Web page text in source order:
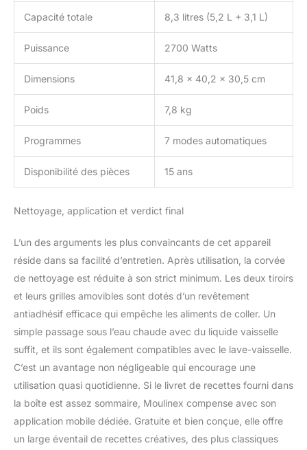
Capacité totale 8,3 litres (5,2 L + 3,1 L)
Puissance 2700 Watts
Dimensions 41,8 x 40,2 x 30,5 cm
Poids 7,8 kg
Programmes 7 modes automatiques
Disponibilité des pièces 15 ans
Nettoyage, application et verdict final
L’un des arguments les plus convaincants de cet appareil
réside dans sa facilité d’entretien. Après utilisation, la corvée
de nettoyage est réduite à son strict minimum. Les deux tiroirs
et leurs grilles amovibles sont dotés d’un revêtement
antiadhésif efficace qui empêche les aliments de coller. Un
simple passage sous l’eau chaude avec du liquide vaisselle
suffit, et ils sont également compatibles avec le lave-vaisselle.
C’est un avantage non négligeable qui encourage une
utilisation quasi quotidienne. Si le livret de recettes fourni dans
la boîte est assez sommaire, Moulinex compense avec son
application mobile dédiée. Gratuite et bien conçue, elle offre
un large éventail de recettes créatives, des plus classiques